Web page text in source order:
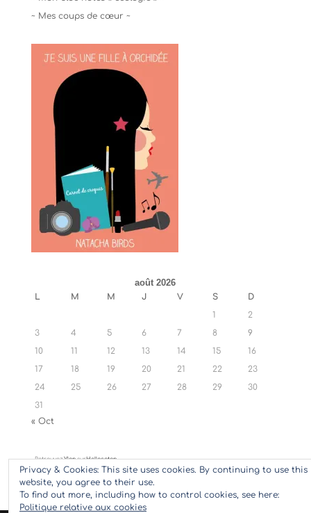
~ Mes coups de cœur ~
août 2026
L M M J V S
D
1
2
3
4 5 6 7 8
9
10
11 12 13 14 15
16
17
18 19 20 21 22
23
24
25 26 27 28 29
30
31
« Oct
RetrouvezYlansurHellocoton
Privacy & Cookies: This site uses cookies. By continuing to use this
website, you agree to their use.
To find out more, including how to control cookies, see here:
Politique relative aux cookies